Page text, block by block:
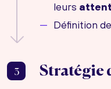
leurs
Définition
3 Stratégie